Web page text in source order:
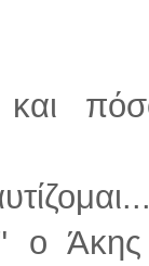
και
ο